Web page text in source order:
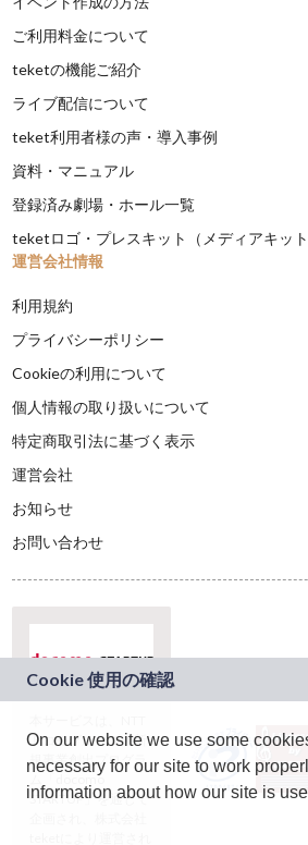
ご利用料金について
teketの機能ご紹介
ライブ配信について
teket利用者様の声・導入事例
資料・マニュアル
登録済み劇場・ホール一覧
teketロゴ・プレスキット（メディアキット
運営会社情報
利用規約
プライバシーポリシー
Cookieの利用について
個人情報の取り扱いについて
特定商取引法に基づく表示
運営会社
お知らせ
お問い合わせ
ドコモグループの新
規事業創出プログラ
ム「docomo
STARTUP」を通じて
On our website we use some
necessary for our site to work
information about how our site is